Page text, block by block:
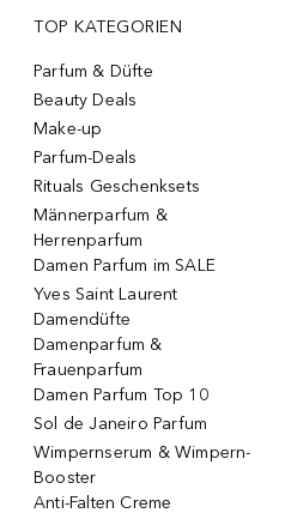
TOP KATEGORIEN
Parfum & Düfte
Beauty Deals
Make-up
Parfum-Deals
Rituals Geschenksets
Männerparfum &
Herrenparfum
Damen Parfum im SALE
Yves Saint Laurent
Damendüfte
Damenparfum &
Frauenparfum
Damen Parfum Top 10
Sol de Janeiro Parfum
Wimpernserum & Wimpern-
Booster
Anti-Falten Creme